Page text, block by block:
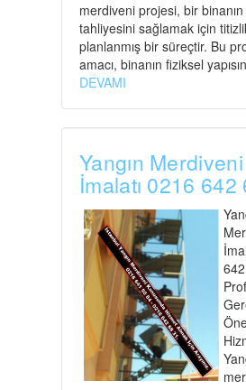
merdiveni projesi, bir
tahliyesini sağlamak için
planlanmış bir süreçtir. Bu
amacı, binanın fiziksel
DEVAMI
Yangın Merdiveni
İmalatı 0216 642